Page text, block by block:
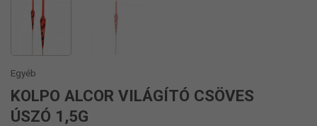
Egyéb
KOLPO ALCOR VILÁGÍTÓ CSÖVES
ÚSZÓ 1,5G